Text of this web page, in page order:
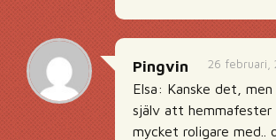
26 februari,
Pingvin
Elsa: Kanske det,
själv att hemmafester
mycket roligare med..